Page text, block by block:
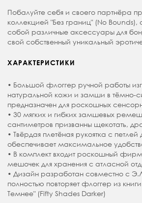
Побалуйте себя и своего партнёра
коллекцией "Без границ" (No Bounds),
собой различные аксессуары для
свой собственный уникальный
ХАРАКТЕРИСТИКИ
• Большой флоггер ручной работы
натуральной кожи и замши в тёмно-
предназначен для роскошных
• 30 мягких и гибких замшевых
сантиметров призванны щекотать,
• Твёрдая плетёная рукоятка с петлей
обеспечивает максимальное
• В комплект входит роскошный
мешочек для хранения с атласной
• Дизайн разработан совместно с
полностью повторяет флоггер из
Темнее" (Fifty Shades Darker)